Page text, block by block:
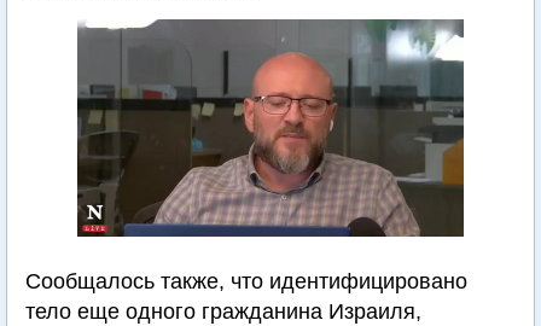
Сообщалось также, что идентифицировано
тело еще одного гражданина Израиля,